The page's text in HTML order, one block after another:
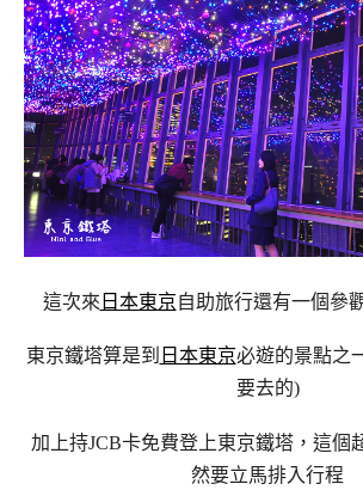
這次來 日本東京自助旅行還有一個參
東京鐵塔算是到 日本東京必遊的景點之
要去的)
加上持JCB卡免費登上東京鐵塔，這個
然要立馬排入行程